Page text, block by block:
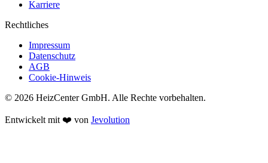
Karriere
Rechtliches
Impressum
Datenschutz
AGB
Cookie-Hinweis
© 2026 HeizCenter GmbH. Alle Rechte vorbehalten.
Entwickelt mit ❤️ von Jevolution